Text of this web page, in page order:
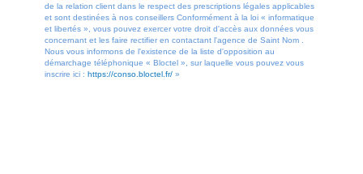
de la relation client dans le respect des prescriptions légales applicables
et sont destinées à nos conseillers Conformément à la loi « informatique
et libertés », vous pouvez exercer votre droit d'accès aux données vous
concernant et les faire rectifier en contactant l'agence de Saint Nom .
Nous vous informons de l'existence de la liste d'opposition au
démarchage téléphonique « Bloctel », sur laquelle vous pouvez vous
inscrire ici : https://conso.bloctel.fr/ »